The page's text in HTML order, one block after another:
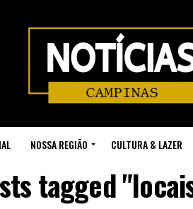
NOSSA REGIÃO CULTURA & LAZER
tagged